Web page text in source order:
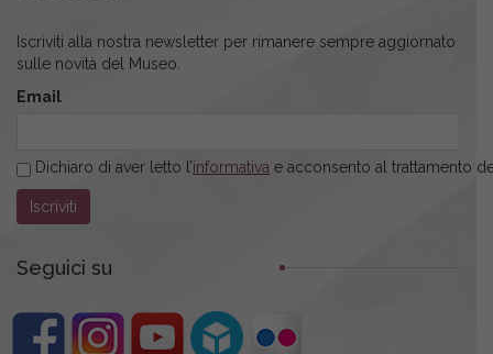
Iscriviti alla nostra newsletter per rimanere sempre aggiornato
sulle novità del Museo.
Email
Dichiaro di aver letto l’informativa e acconsento al trattamento
Seguici su